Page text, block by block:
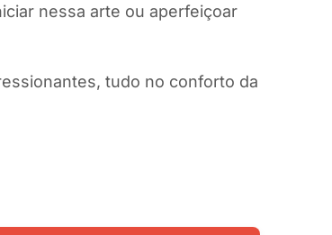
nessa arte ou aperfeiçoar
tudo no conforto da